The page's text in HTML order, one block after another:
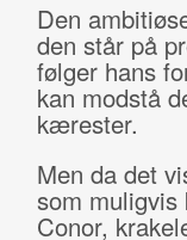
Den
den står på
følger hans
kan modstå
kærester.
Men da det
som
Conor,